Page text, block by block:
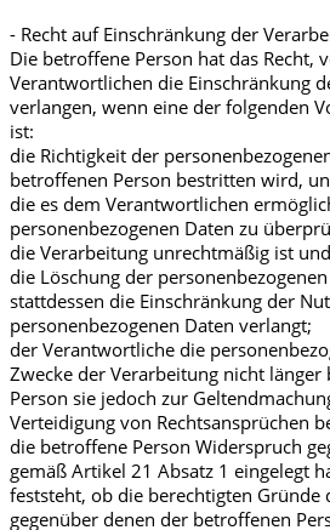
- Recht auf Einschränkung der
Die betroffene Person hat das Recht,
Verantwortlichen die Einschränkung
verlangen, wenn eine der folgenden
ist:
die Richtigkeit der
betroffenen Person bestritten wird,
die es dem Verantwortlichen
personenbezogenen Daten zu
die Verarbeitung unrechtmäßig ist
die Löschung der
stattdessen die Einschränkung der
personenbezogenen Daten verlangt;
der Verantwortliche die
Zwecke der Verarbeitung nicht
Person sie jedoch zur
Verteidigung von Rechtsansprüchen
die betroffene Person Widerspruch
gemäß Artikel 21 Absatz 1 eingelegt
feststeht, ob die berechtigten Gründe
gegenüber denen der betroffenen